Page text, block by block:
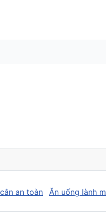
an toàn Ăn uống lành